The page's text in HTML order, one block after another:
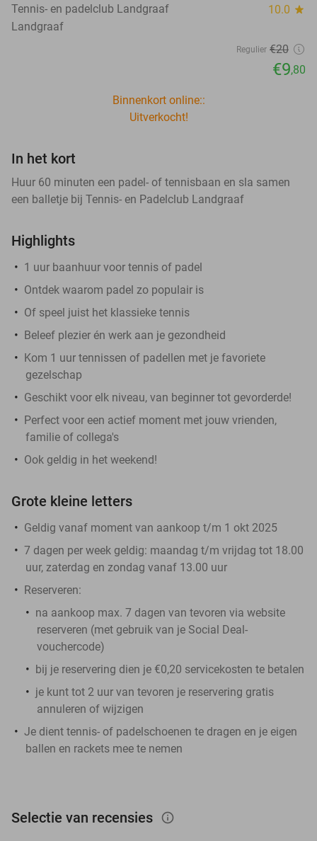
Tennis- en padelclub Landgraaf 10.0 star
Landgraaf
Regulier €20
€9,80
Binnenkort online::
Uitverkocht!
In het kort
Huur 60 minuten een padel- of tennisbaan en sla samen
een balletje bij Tennis- en Padelclub Landgraaf
Highlights
1 uur baanhuur voor tennis of padel
Ontdek waarom padel zo populair is
Of speel juist het klassieke tennis
Beleef plezier én werk aan je gezondheid
Kom 1 uur tennissen of padellen met je favoriete
gezelschap
Geschikt voor elk niveau, van beginner tot gevorderde!
Perfect voor een actief moment met jouw vrienden,
familie of collega's
Ook geldig in het weekend!
Grote kleine letters
Geldig vanaf moment van aankoop t/m 1 okt 2025
7 dagen per week geldig: maandag t/m vrijdag tot 18.00
uur, zaterdag en zondag vanaf 13.00 uur
Reserveren:
na aankoop max. 7 dagen van tevoren via website
reserveren (met gebruik van je Social Deal-
vouchercode)
bij je reservering dien je €0,20 servicekosten te betalen
je kunt tot 2 uur van tevoren je reservering gratis
annuleren of wijzigen
Je dient tennis- of padelschoenen te dragen en je eigen
ballen en rackets mee te nemen
Selectie van recensies info_outlined